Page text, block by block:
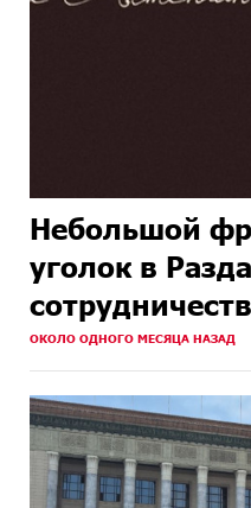
Небольшой
уголок в
ОКОЛО ОДНОГО МЕСЯЦА НАЗАД